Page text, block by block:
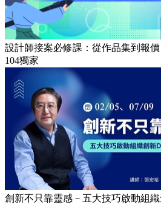
設計師接案必修課：從作品集到報價
104獨家
創新不只靠靈感－五大技巧啟動組織